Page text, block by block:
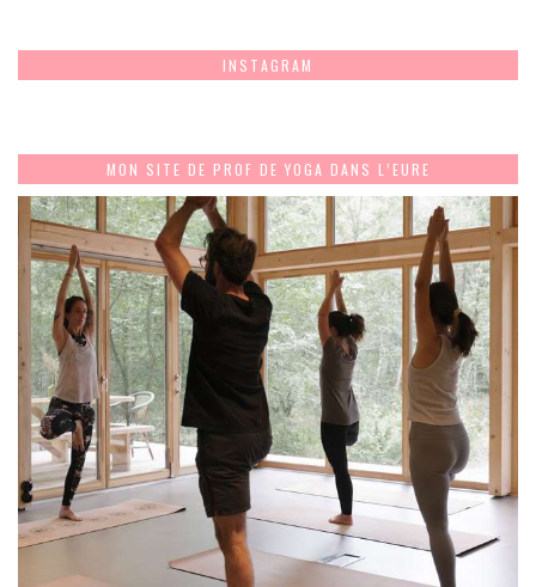
INSTAGRAM
MON SITE DE PROF DE YOGA DANS L’EURE